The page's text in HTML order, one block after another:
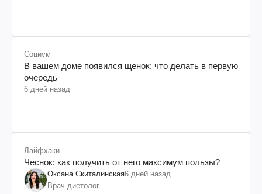
Социум
В вашем доме появился щенок: что делать в первую
очередь
6 дней назад
Лайфхаки
Чеснок: как получить от него максимум пользы?
Оксана Скиталинская6 дней назад
Врач-диетолог